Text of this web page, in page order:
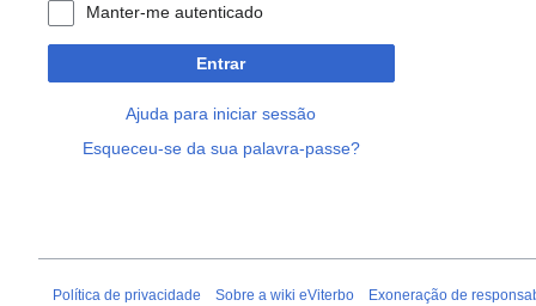
Manter-me autenticado
Entrar
Ajuda para iniciar sessão
Esqueceu-se da sua palavra-passe?
Política de privacidade Sobre a wiki eViterbo Exoneração de